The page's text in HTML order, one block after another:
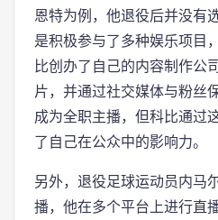
恩特为例，他退役后并没有
是积极参与了多种娱乐项目
比创办了自己的内容制作公
片，并通过社交媒体与粉丝
成为全职主播，但科比通过
了自己在公众中的影响力。
另外，退役足球运动员内马
播，他在多个平台上进行直